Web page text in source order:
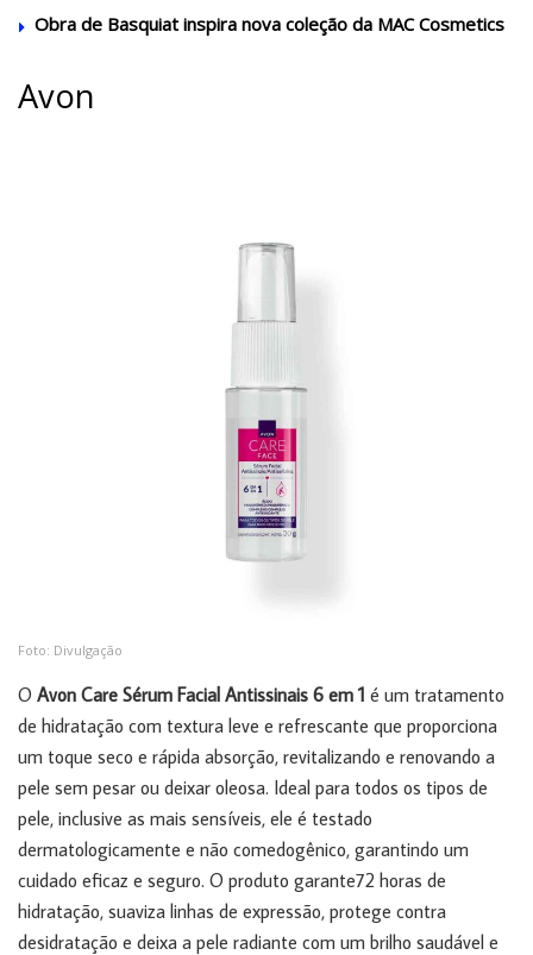
Obra de Basquiat inspira nova coleção da MAC Cosmetics
Avon
Foto: Divulgação
O Avon Care Sérum Facial Antissinais 6 em 1 é um tratamento
de hidratação com textura leve e refrescante que proporciona
um toque seco e rápida absorção, revitalizando e renovando a
pele sem pesar ou deixar oleosa. Ideal para todos os tipos de
pele, inclusive as mais sensíveis, ele é testado
dermatologicamente e não comedogênico, garantindo um
cuidado eficaz e seguro. O produto garante72 horas de
hidratação, suaviza linhas de expressão, protege contra
desidratação e deixa a pele radiante com um brilho saudável e